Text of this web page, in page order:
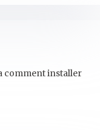
comment installer